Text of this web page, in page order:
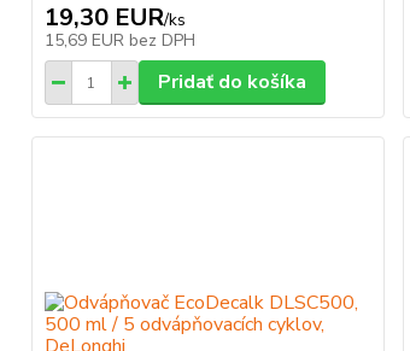
19,30 EUR/ks
15,69 EUR bez DPH
Pridať do košíka